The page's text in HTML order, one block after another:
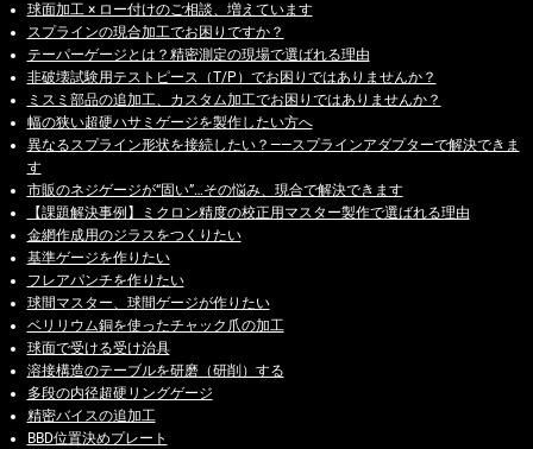
球面加工 × ロー付けのご相談、増えています
スプラインの現合加工でお困りですか？
テーパーゲージとは？精密測定の現場で選ばれる理由
非破壊試験用テストピース（T/P）でお困りではありませんか？
ミスミ部品の追加工、カスタム加工でお困りではありませんか？
幅の狭い超硬ハサミゲージを製作したい方へ
異なるスプライン形状を接続したい？——スプラインアダプターで解決できま
す
市販のネジゲージが“固い”…その悩み、現合で解決できます
【課題解決事例】ミクロン精度の校正用マスター製作で選ばれる理由
金網作成用のジラスをつくりたい
基準ゲージを作りたい
フレアパンチを作りたい
球間マスター、球間ゲージが作りたい
ベリリウム銅を使ったチャック爪の加工
球面で受ける受け治具
溶接構造のテーブルを研磨（研削）する
多段の内径超硬リングゲージ
精密バイスの追加工
BBD位置決めプレート